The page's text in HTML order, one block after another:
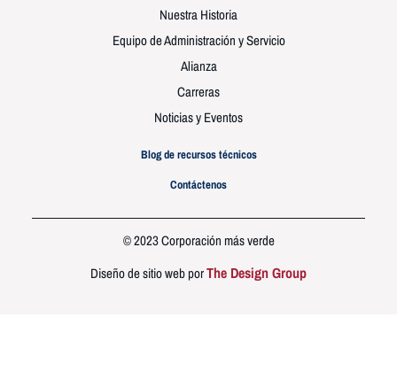
Nuestra Historia
Equipo de Administración y Servicio
Alianza
Carreras
Noticias y Eventos
Blog de recursos técnicos
Contáctenos
© 2023 Corporación más verde
Diseño de sitio web porThe Design Group